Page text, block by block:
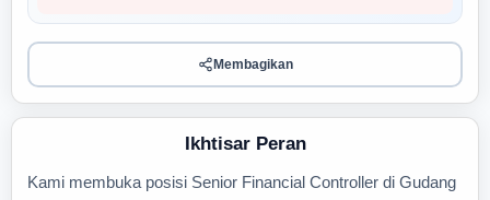
Membagikan
Ikhtisar Peran
Kami membuka posisi Senior Financial Controller di Gudang